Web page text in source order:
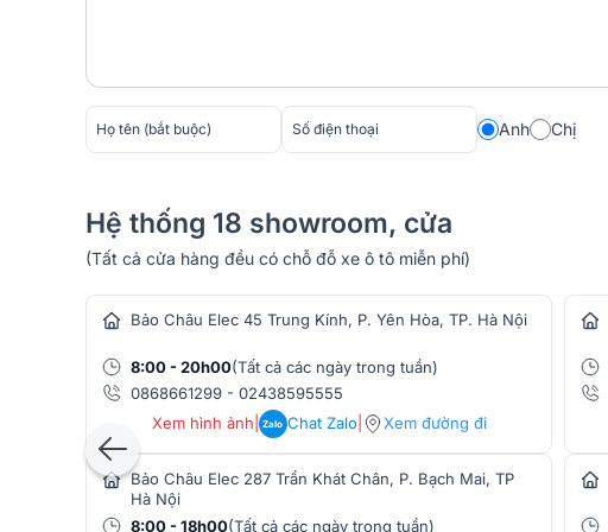
Anh Chị
Hệ thống 18 showroom, cửa
hàng âm thanh
(Tất cả cửa hàng đều có chỗ đỗ xe ô tô miễn phí)
Bảo Châu Elec 45 Trung Kính, P. Yên Hòa, TP. Hà Nội
8:00 - 20h00(Tất cả các ngày trong tuần)
0868661299 - 02438595555
Xem hình ảnh
Zalo Chat Zalo| Xem đường đi
Bảo Châu Elec 287 Trần Khát Chân, P. Bạch Mai, TP
Hà Nội
8:00 - 18h00(Tất cả các ngày trong tuần)